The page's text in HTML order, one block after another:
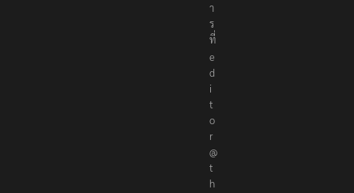
า
ร
ที่
e
d
i
t
o
r
@
t
h